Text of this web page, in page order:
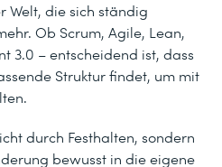
Welt, die sich ständig
Ob Scrum, Agile, Lean,
3.0 – entscheidend ist, dass
Struktur findet, um mit
durch Festhalten, sondern
bewusst in die eigene